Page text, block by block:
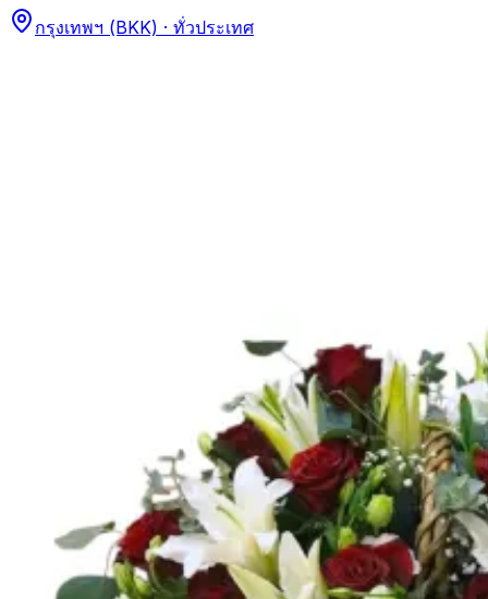
กรุงเทพฯ (BKK) · ทั่วประเทศ